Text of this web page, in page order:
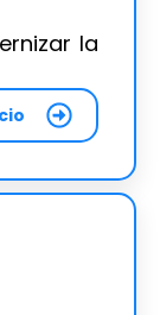
la